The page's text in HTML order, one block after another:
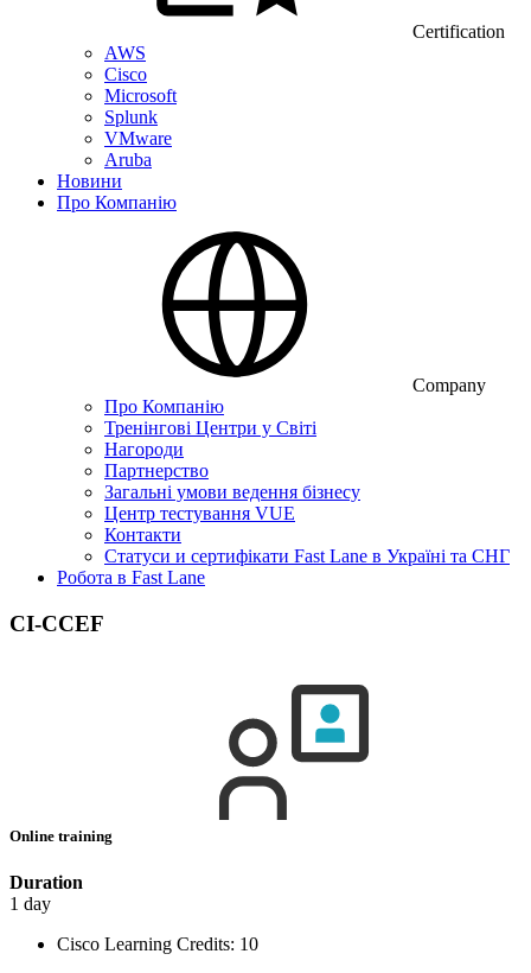
Certification
AWS
Cisco
Microsoft
Splunk
VMware
Aruba
Новини
Про Компанію
Company
Про Компанію
Тренінгові Центри у Світі
Нагороди
Партнерство
Загальні умови ведення бізнесу
Центр тестування VUE
Контакти
Статуси и сертифікати Fast Lane в Україні та СНГ
Робота в Fast Lane
CI-CCEF
Online training
Duration
1 day
Cisco Learning Credits: 10